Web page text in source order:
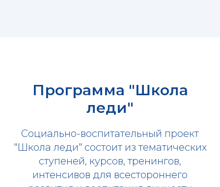
Программа "Школа
леди"
Социально-воспитательный проект
"Школа леди" состоит из тематических
ступеней, курсов, тренингов,
интенсивов для всестороннего